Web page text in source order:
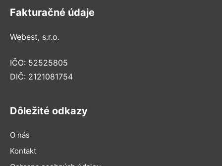
Fakturačné údaje
Webest, s.r.o.
IČO: 52525805
DIČ: 2121081754
Dôležité odkazy
O nás
Kontakt